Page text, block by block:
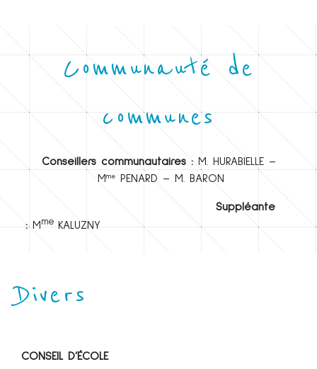
Communauté de
communes
Conseillers communautaires :M. HURABIELLE –
M me PENARD – M. BARON
Suppléante
: M me KALUZNY
Divers
CONSEIL D’ÉCOLE